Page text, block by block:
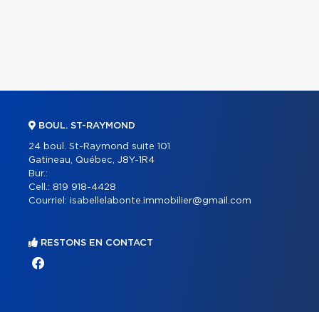
BOUL. ST-RAYMOND
24 boul. St-Raymond suite 101
Gatineau, Québec, J8Y-1R4
Bur.:
Cell.: 819 918-4428
Courriel: isabellelabonte.immobilier@gmail.com
RESTONS EN CONTACT